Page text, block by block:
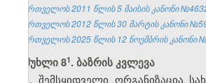
საქართველოს 2011 წლის 5 მაისის კანონი
საქართველოს 2012 წლის 30 მარტის კანონი
საქართველოს 2025 წლის 12 ნოემბრის კანონი
მუხლი 8​1. ბაზრის კვლევა
1. შემსყიდველი ორგანიზაცია